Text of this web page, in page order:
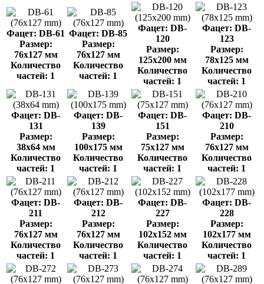
Фацет: DB-61
Размер:
76x127 мм
Количество
частей: 1
Фацет: DB-85
Размер:
76x127 мм
Количество
частей: 1
Фацет: DB-
120
Размер:
125x200 мм
Количество
частей: 1
Фацет: DB-
123
Размер:
78x125 мм
Количество
частей: 1
Фацет: DB-
131
Размер:
38x64 мм
Количество
частей: 1
Фацет: DB-
139
Размер:
100x175 мм
Количество
частей: 1
Фацет: DB-
151
Размер:
75x127 мм
Количество
частей: 1
Фацет: DB-
210
Размер:
76x127 мм
Количество
частей: 1
Фацет: DB-
211
Размер:
76x127 мм
Количество
частей: 1
Фацет: DB-
212
Размер:
76x127 мм
Количество
частей: 1
Фацет: DB-
227
Размер:
102x152 мм
Количество
частей: 1
Фацет: DB-
228
Размер:
102x177 мм
Количество
частей: 1